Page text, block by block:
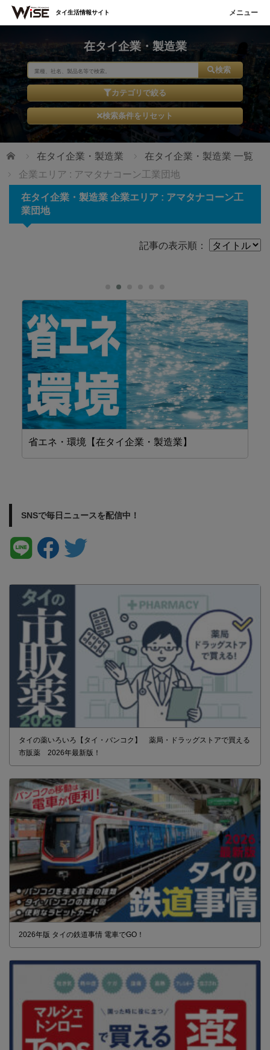
在タイ企業・製造業
検索
カテゴリで絞る
検索条件をリセット
ホーム 在タイ企業・製造業
在タイ企業・製造業 一覧
企業エリア : アマタナコーン工業団地
在タイ企業・製造業 企業エリア : アマタナコーン工
業団地
記事の表示順：
省エネ・環境【在タイ企業・製造業】
SNSで毎日ニュースを配信中！
タイの薬いろいろ【タイ・バンコク】 薬局・ドラッグストアで買える
市販薬 2026年最新版！
2026年版 タイの鉄道事情 電車でGO！
タイ生活情報サイト